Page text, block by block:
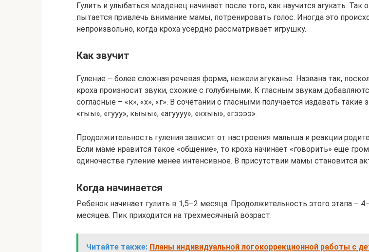
Гулить и улыбаться младенец начинает после того, как научится агукать. Так
пытается привлечь внимание мамы, потренировать голос. Иногда это
непроизвольно, когда кроха усердно рассматривает игрушку.
Как звучит
Гуление – более сложная речевая форма, нежели агуканье. Названа так,
кроха произносит звуки, схожие с голубиными. К гласным звукам
согласные – «к», «х», «г». В сочетании с гласными получается издавать такие
«гыы», «гууу», кыыы», «агуууу», «кхыы», «гээээ».
Продолжительность гуления зависит от настроения малыша и реакции
Если маме нравится такое «общение», то кроха начинает «говорить» еще
одиночестве гуление менее интенсивное. В присутствии мамы становится
Когда начинается
Ребенок начинает гулить в 1,5–2 месяца. Продолжительность этого этапа –
месяцев. Пик приходится на трехмесячный возраст.
Читайте также: Планы индивидуальной логокоррекционной работы с